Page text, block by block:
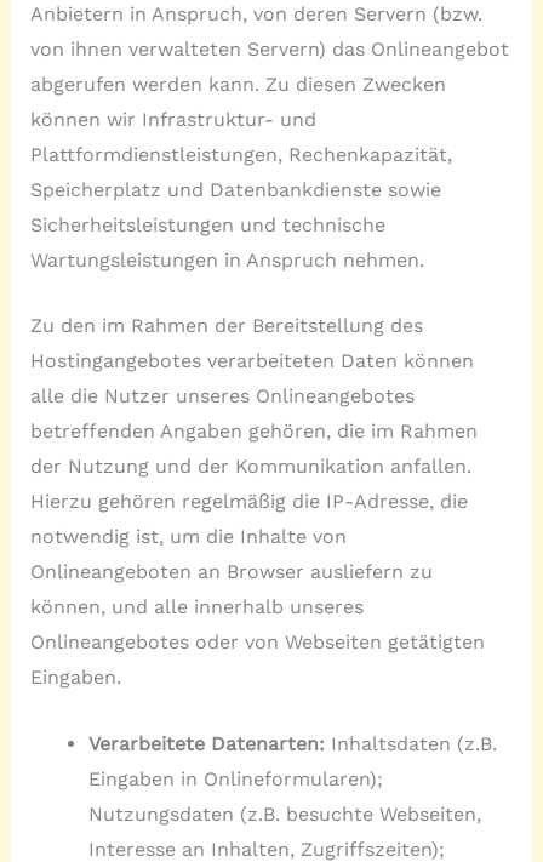
Anbietern in Anspruch, von deren Servern (bzw.
von ihnen verwalteten Servern) das Onlineangebot
abgerufen werden kann. Zu diesen Zwecken
können wir Infrastruktur- und
Plattformdienstleistungen, Rechenkapazität,
Speicherplatz und Datenbankdienste sowie
Sicherheitsleistungen und technische
Wartungsleistungen in Anspruch nehmen.
Zu den im Rahmen der Bereitstellung des
Hostingangebotes verarbeiteten Daten können
alle die Nutzer unseres Onlineangebotes
betreffenden Angaben gehören, die im Rahmen
der Nutzung und der Kommunikation anfallen.
Hierzu gehören regelmäßig die IP-Adresse, die
notwendig ist, um die Inhalte von
Onlineangeboten an Browser ausliefern zu
können, und alle innerhalb unseres
Onlineangebotes oder von Webseiten getätigten
Eingaben.
Verarbeitete Datenarten: Inhaltsdaten (z.B.
Eingaben in Onlineformularen);
Nutzungsdaten (z.B. besuchte Webseiten,
Interesse an Inhalten, Zugriffszeiten);